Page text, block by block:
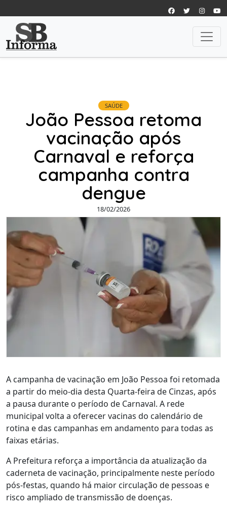
SAÚDE
João Pessoa retoma
vacinação após
Carnaval e reforça
campanha contra
dengue
18/02/2026
A campanha de vacinação em João Pessoa foi retomada
a partir do meio-dia desta Quarta-feira de Cinzas, após
a pausa durante o período de Carnaval. A rede
municipal volta a oferecer vacinas do calendário de
rotina e das campanhas em andamento para todas as
faixas etárias.
A Prefeitura reforça a importância da atualização da
caderneta de vacinação, principalmente neste período
pós-festas, quando há maior circulação de pessoas e
risco ampliado de transmissão de doenças.